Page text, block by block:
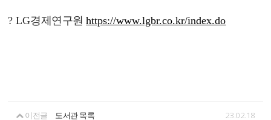
?LG경제연구원https://www.lgbr.co.kr/index.do
이전글 도서관 목록 23.02.18